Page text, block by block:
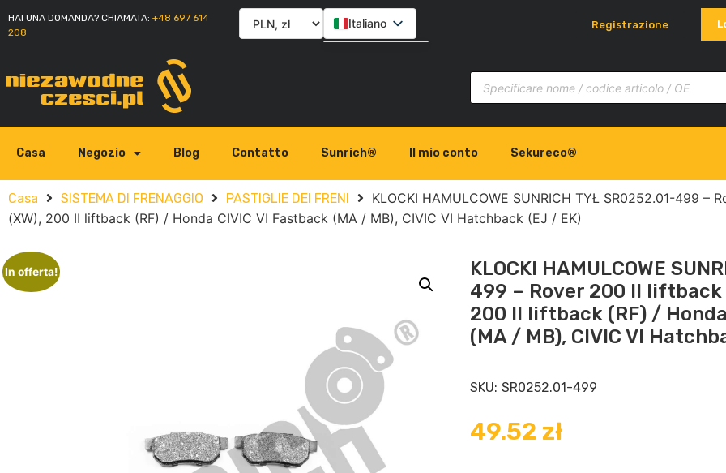
HAI UNA DOMANDA? CHIAMATA: +48 697 614
208
Italiano Registrazione
Casa Negozio Blog Contatto Sunrich® Il mio conto Sekureco®
Casa SISTEMA DI FRENAGGIO PASTIGLIE DEI FRENI
KLOCKI HAMULCOWE SUNRICH TYŁ SR0252.01-499 –
(XW), 200 II liftback (RF) / Honda CIVIC VI Fastback (MA / MB), CIVIC VI Hatchback (EJ / EK)
In offerta!
KLOCKI HAMULCOWE
499 – Rover 200 II liftback
200 II liftback (RF) /
(MA / MB), CIVIC VI
SKU: SR0252.01-499
49.52 zł